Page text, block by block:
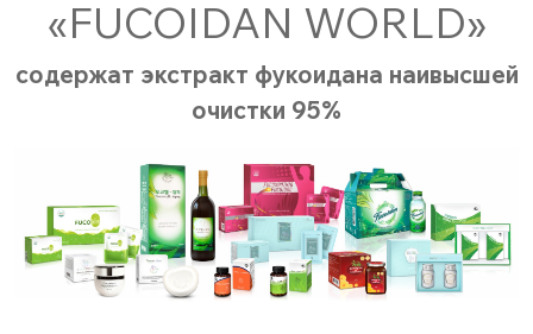
«FUCOIDAN WORLD»
содержат экстракт фукоидана наивысшей
очистки 95%